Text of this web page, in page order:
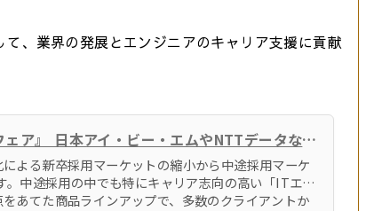
、業界の発展とエンジニアのキャリア支援に貢献
日本最大級！『type エンジニア転職フェア』 日本アイ・ビー・エムやNTTデータなど、大手・優良企業が100社以上集結！2023/7/15（土）東京ドームシティ プリズムホールにて開催！ | 株式会社キャリアデザインセンター
よる新卒採用マーケットの縮小から中途採用マーケ
中途採用の中でも特にキャリア志向の高い「ITエン
あてた商品ラインアップで、多数のクライアントか